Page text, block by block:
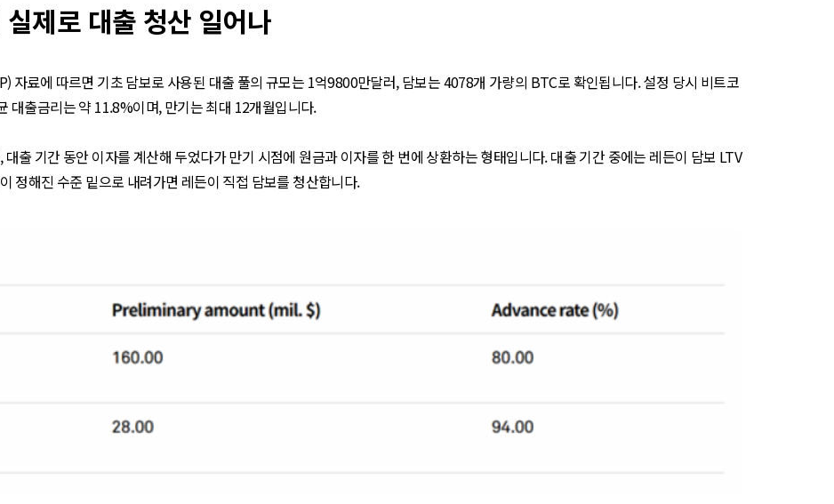
제로 대출 청산 일어나
자료에 따르면 기초 담보로 사용된 대출 풀의 규모는 1억9800만달러, 담보는 4078개 가량의 BTC로 확인됩니다. 설정 당시 비트코
대출금리는 약 11.8%이며, 만기는 최대 12개월입니다.
출 기간 동안 이자를 계산해 두었다가 만기 시점에 원금과 이자를 한 번에 상환하는 형태입니다. 대출 기간 중에는 레든이 담보 LTV
정해진 수준 밑으로 내려가면 레든이 직접 담보를 청산합니다.